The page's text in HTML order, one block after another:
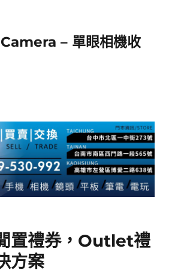
– 單眼相機收
置禮券，Outlet禮
方案